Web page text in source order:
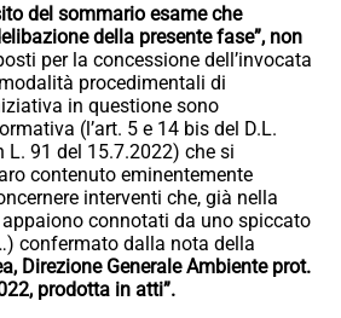
del sommario esame che
della presente fase”, non
per la concessione dell’invocata
procedimentali di
in questione sono
(l’art. 5 e 14 bis del D.L.
91 del 15.7.2022) che si
contenuto eminentemente
interventi che, già nella
connotati da uno spiccato
confermato dalla nota della
Direzione Generale Ambiente prot.
prodotta in atti”.